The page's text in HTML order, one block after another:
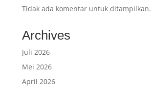
Tidak ada komentar untuk ditampilkan.
Archives
Juli 2026
Mei 2026
April 2026